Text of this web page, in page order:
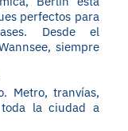
perfectos para
Desde el
siempre
Metro, tranvías,
la ciudad a